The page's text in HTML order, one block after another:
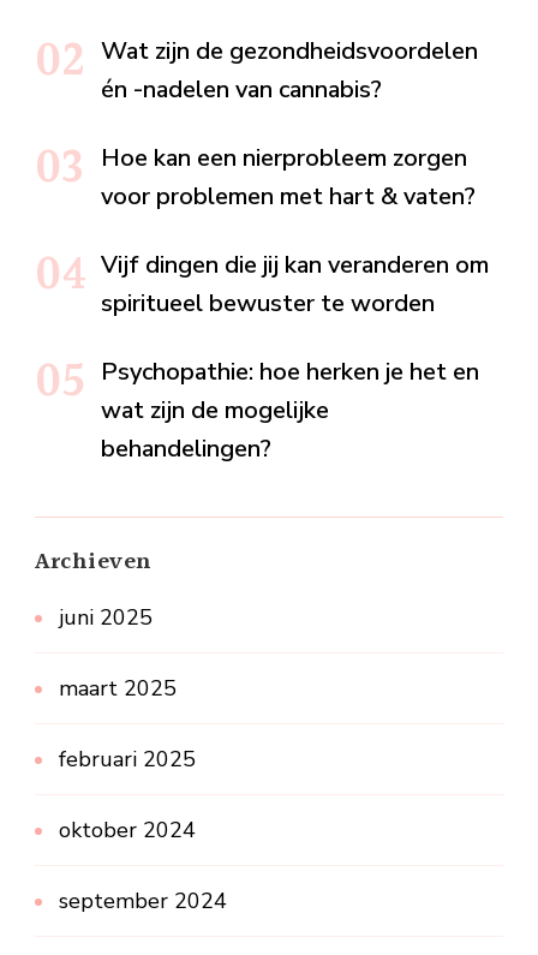
Wat zijn de gezondheidsvoordelen
én -nadelen van cannabis?
Hoe kan een nierprobleem zorgen
voor problemen met hart & vaten?
Vijf dingen die jij kan veranderen om
spiritueel bewuster te worden
Psychopathie: hoe herken je het en
wat zijn de mogelijke
behandelingen?
Archieven
juni 2025
maart 2025
februari 2025
oktober 2024
september 2024